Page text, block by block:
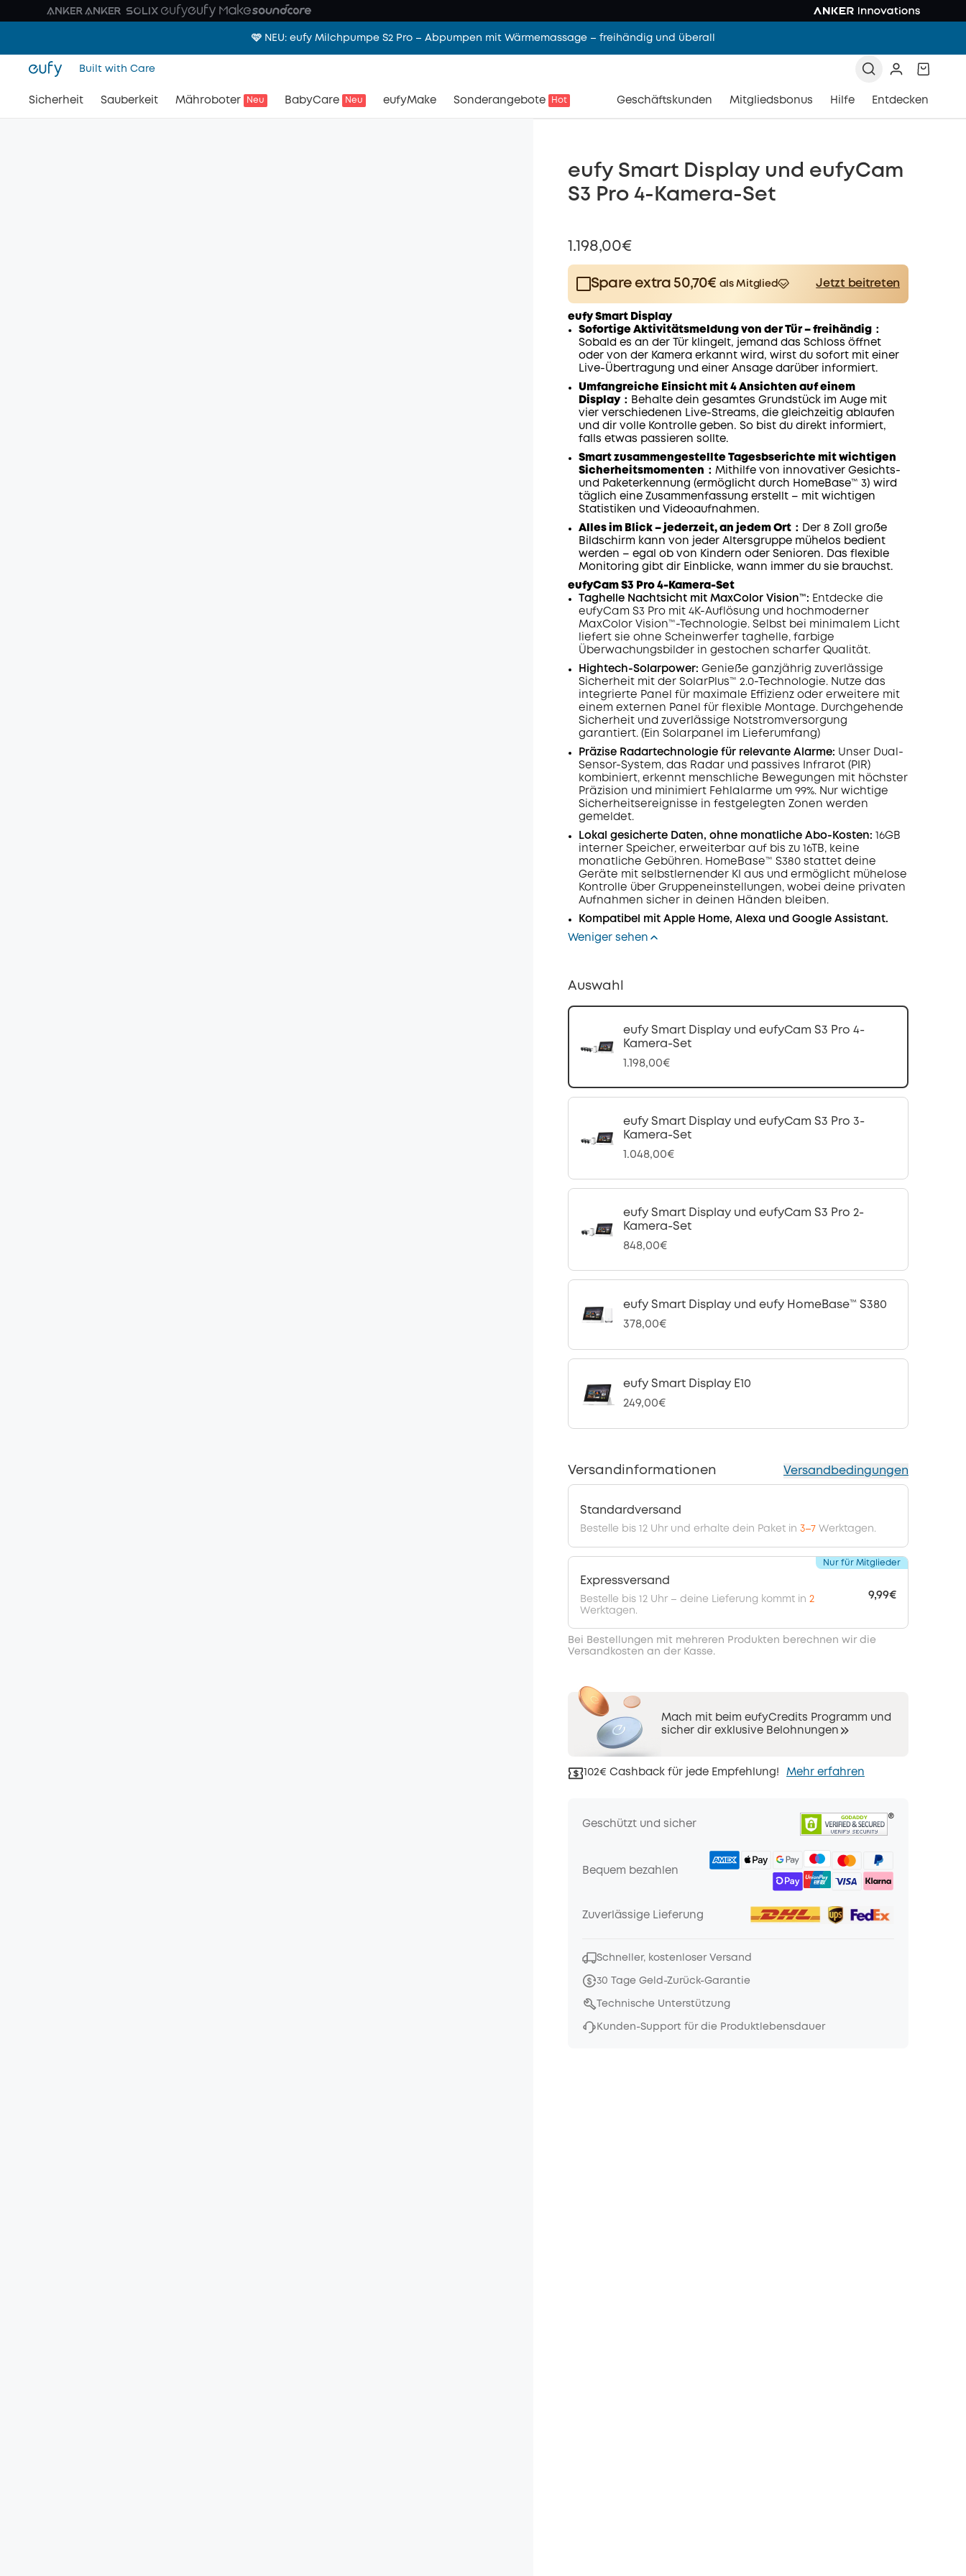
🩷 NEU: eufy Milchpumpe S2 Pro – Abpumpen mit Wärmemassage – freihändig und überall
Built with Care
Sicherheit Sauberkeit Mähroboter Neu BabyCare Neu eufyMake Sonderangebote Hot Geschäftskunden Mitgliedsbonus Hilfe Entdecken
eufy Smart Display und eufyCam
S3 Pro 4-Kamera-Set
1.198,00€
Spare extra 50,70€ als Mitglied
Jetzt beitreten
Plus Member
$15.00 /month
50,70€
Other
Benefits
eufy Smart Display
Sofortige Aktivitätsmeldung von der Tür – freihändig：
Sobald es an der Tür klingelt, jemand das Schloss öffnet
oder von der Kamera erkannt wird, wirst du sofort mit einer
Live-Übertragung und einer Ansage darüber informiert.
Umfangreiche Einsicht mit 4 Ansichten auf einem
Display： Behalte dein gesamtes Grundstück im Auge mit
vier verschiedenen Live-Streams, die gleichzeitig ablaufen
und dir volle Kontrolle geben. So bist du direkt informiert,
falls etwas passieren sollte.
Smart zusammengestellte Tagesbserichte mit wichtigen
Sicherheitsmomenten： Mithilfe von innovativer Gesichts-
und Paketerkennung (ermöglicht durch HomeBase™ 3) wird
täglich eine Zusammenfassung erstellt – mit wichtigen
Statistiken und Videoaufnahmen.
Alles im Blick – jederzeit, an jedem Ort： Der 8 Zoll große
Bildschirm kann von jeder Altersgruppe mühelos bedient
werden – egal ob von Kindern oder Senioren. Das flexible
Monitoring gibt dir Einblicke, wann immer du sie brauchst.
eufyCam S3 Pro 4-Kamera-Set
Taghelle Nachtsicht mit MaxColor Vision™: Entdecke die
eufyCam S3 Pro mit 4K-Auflösung und hochmoderner
MaxColor Vision™-Technologie. Selbst bei minimalem Licht
liefert sie ohne Scheinwerfer taghelle, farbige
Überwachungsbilder in gestochen scharfer Qualität.
Hightech-Solarpower: Genieße ganzjährig zuverlässige
Sicherheit mit der SolarPlus™ 2.0-Technologie. Nutze das
integrierte Panel für maximale Effizienz oder erweitere mit
einem externen Panel für flexible Montage. Durchgehende
Sicherheit und zuverlässige Notstromversorgung
garantiert. (Ein Solarpanel im Lieferumfang)
Präzise Radartechnologie für relevante Alarme: Unser Dual-
Sensor-System, das Radar und passives Infrarot (PIR)
kombiniert, erkennt menschliche Bewegungen mit höchster
Präzision und minimiert Fehlalarme um 99%. Nur wichtige
Sicherheitsereignisse in festgelegten Zonen werden
gemeldet.
Lokal gesicherte Daten, ohne monatliche Abo-Kosten: 16GB
interner Speicher, erweiterbar auf bis zu 16TB, keine
monatliche Gebühren. HomeBase™ S380 stattet deine
Geräte mit selbstlernender KI aus und ermöglicht mühelose
Kontrolle über Gruppeneinstellungen, wobei deine privaten
Aufnahmen sicher in deinen Händen bleiben.
Kompatibel mit Apple Home, Alexa und Google Assistant.
Weniger sehen
Auswahl
eufy Smart Display und eufyCam S3 Pro 4-
Kamera-Set
1.198,00€
eufy Smart Display und eufyCam S3 Pro 3-
Kamera-Set
1.048,00€
eufy Smart Display und eufyCam S3 Pro 2-
Kamera-Set
848,00€
eufy Smart Display und eufy HomeBase™ S380
378,00€
eufy Smart Display E10
249,00€
Versandinformationen Versandbedingungen
Standardversand
Bestelle bis 12 Uhr und erhalte dein Paket in 3–7Werktagen.
Expressversand
Bestelle bis 12 Uhr – deine Lieferung kommt in 2
Werktagen.
9,99€
Nur für Mitglieder
Bei Bestellungen mit mehreren Produkten berechnen wir die
Versandkosten an der Kasse.
Mach mit beim eufyCredits Programm und
sicher dir exklusive Belohnungen
102€ Cashback für jede Empfehlung! Mehr erfahren
Geschützt und sicher
Bequem bezahlen
Zuverlässige Lieferung
Schneller, kostenloser Versand
30 Tage Geld-Zurück-Garantie
Technische Unterstützung
Kunden-Support für die Produktlebensdauer